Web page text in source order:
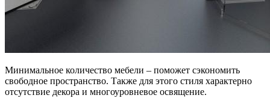
Минимальное количество мебели – поможет сэкономить
свободное пространство. Также для этого стиля характерно
отсутствие декора и многоуровневое освящение.